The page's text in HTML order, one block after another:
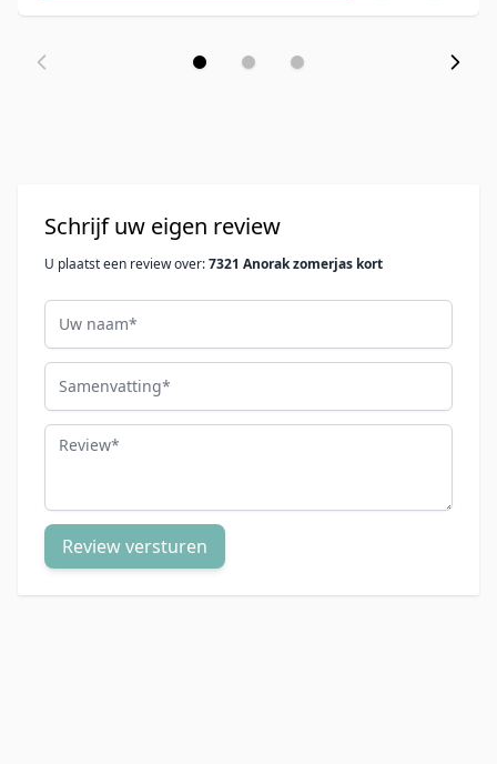
Schrijf uw eigen review
U plaatst een review over:7321 Anorak zomerjas kort
Uw naam
Samenvatting
Review
Review versturen